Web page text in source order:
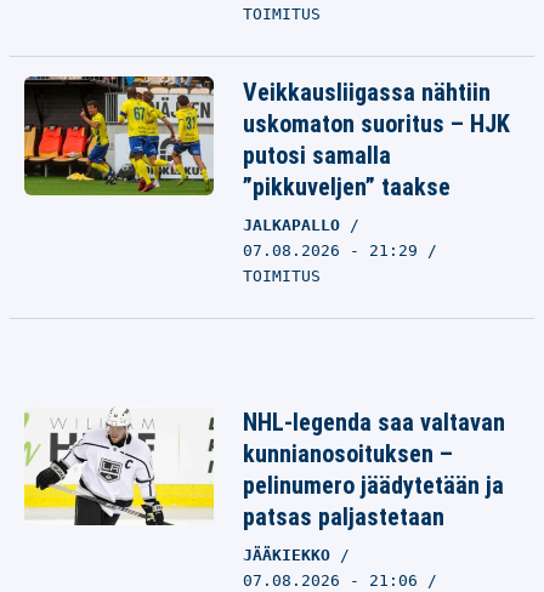
TOIMITUS
Veikkausliigassa nähtiin
uskomaton suoritus – HJK
putosi samalla
”pikkuveljen” taakse
JALKAPALLO
07.08.2026 - 21:29
TOIMITUS
NHL-legenda saa valtavan
kunnianosoituksen –
pelinumero jäädytetään ja
patsas paljastetaan
JÄÄKIEKKO
07.08.2026 - 21:06